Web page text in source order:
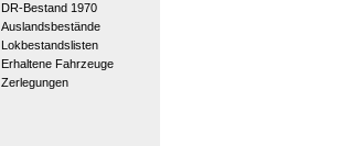
DR-Bestand 1970
Auslandsbestände
Lokbestandslisten
Erhaltene Fahrzeuge
Zerlegungen